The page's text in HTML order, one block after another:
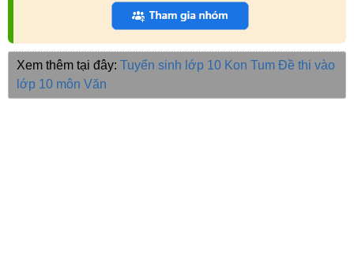
Xem thêm tại đây: Tuyển sinh lớp 10 Kon Tum Đề thi vào
lớp 10 môn Văn